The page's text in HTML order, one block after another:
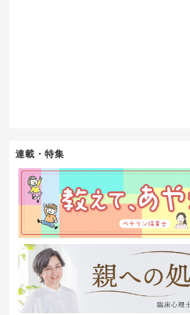
連載・特集